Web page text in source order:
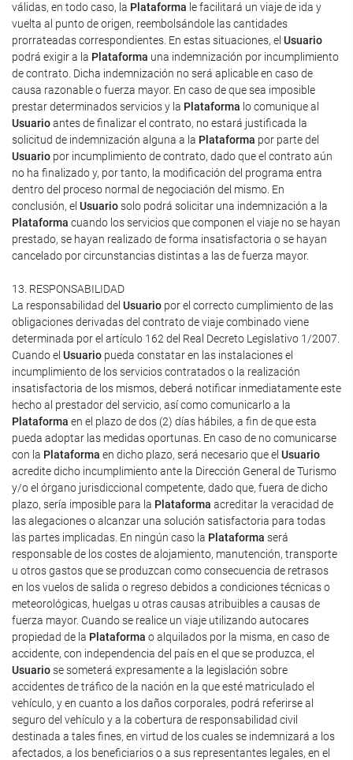
válidas, en todo caso, la Plataforma le facilitará un viaje de ida y
vuelta al punto de origen, reembolsándole las cantidades
prorrateadas correspondientes. En estas situaciones, el Usuario
podrá exigir a la Plataforma una indemnización por incumplimiento
de contrato. Dicha indemnización no será aplicable en caso de
causa razonable o fuerza mayor. En caso de que sea imposible
prestar determinados servicios y la Plataforma lo comunique al
Usuarioantes de finalizar el contrato, no estará justificada la
solicitud de indemnización alguna a la Plataforma por parte del
Usuario por incumplimiento de contrato, dado que el contrato aún
no ha finalizado y, por tanto, la modificación del programa entra
dentro del proceso normal de negociación del mismo. En
conclusión, el Usuariosolo podrá solicitar una indemnización a la
Plataforma cuando los servicios que componen el viaje no se hayan
prestado, se hayan realizado de forma insatisfactoria o se hayan
cancelado por circunstancias distintas a las de fuerza mayor.
13. RESPONSABILIDAD
La responsabilidad del Usuario por el correcto cumplimiento de las
obligaciones derivadas del contrato de viaje combinado viene
determinada por el artículo 162 del Real Decreto Legislativo 1/2007.
Cuando el Usuario pueda constatar en las instalaciones el
incumplimiento de los servicios contratados o la realización
insatisfactoria de los mismos, deberá notificar inmediatamente este
hecho al prestador del servicio, así como comunicarlo a la
Plataforma en el plazo de dos (2) días hábiles, a fin de que esta
pueda adoptar las medidas oportunas. En caso de no comunicarse
con la Plataforma en dicho plazo, será necesario que el Usuario
acredite dicho incumplimiento ante la Dirección General de Turismo
y/o el órgano jurisdiccional competente, dado que, fuera de dicho
plazo, sería imposible para la Plataforma acreditar la veracidad de
las alegaciones o alcanzar una solución satisfactoria para todas
las partes implicadas. En ningún caso la Plataforma será
responsable de los costes de alojamiento, manutención, transporte
u otros gastos que se produzcan como consecuencia de retrasos
en los vuelos de salida o regreso debidos a condiciones técnicas o
meteorológicas, huelgas u otras causas atribuibles a causas de
fuerza mayor. Cuando se realice un viaje utilizando autocares
propiedad de la Plataforma o alquilados por la misma, en caso de
accidente, con independencia del país en el que se produzca, el
Usuariose someterá expresamente a la legislación sobre
accidentes de tráfico de la nación en la que esté matriculado el
vehículo, y en cuanto a los daños corporales, podrá referirse al
seguro del vehículo y a la cobertura de responsabilidad civil
destinada a tales fines, en virtud de los cuales se indemnizará a los
afectados, a los beneficiarios o a sus representantes legales, en el